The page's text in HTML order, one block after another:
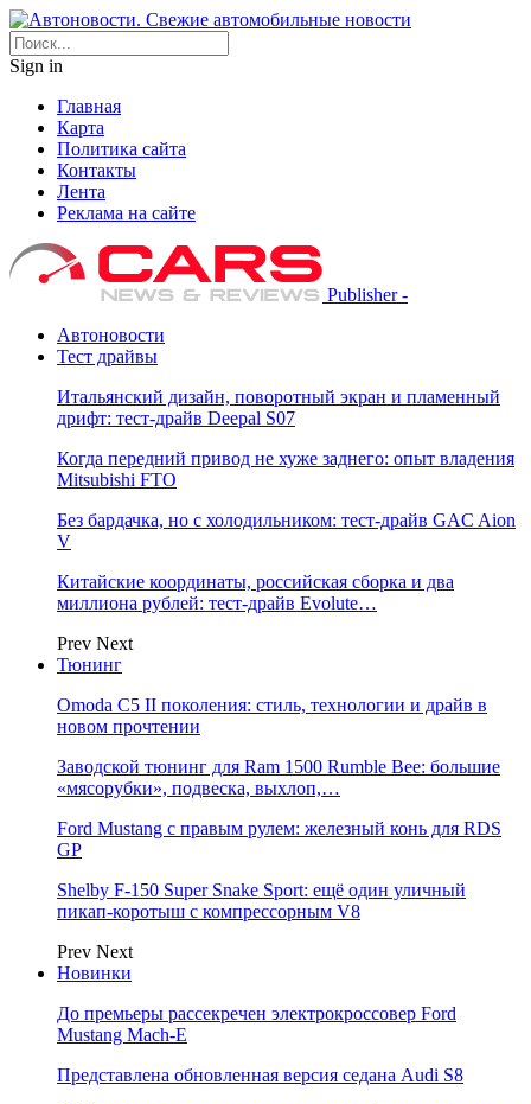
Sign in
Главная
Карта
Политика сайта
Контакты
Лента
Реклама на сайте
Publisher -
Автоновости
Тест драйвы
Итальянский дизайн, поворотный экран и пламенный
дрифт: тест-драйв Deepal S07
Когда передний привод не хуже заднего: опыт владения
Mitsubishi FTO
Без бардачка, но с холодильником: тест-драйв GAC Aion
V
Китайские координаты, российская сборка и два
миллиона рублей: тест-драйв Evolute…
Prev Next
Тюнинг
Omoda C5 II поколения: стиль, технологии и драйв в
новом прочтении
Заводской тюнинг для Ram 1500 Rumble Bee: большие
«мясорубки», подвеска, выхлоп,…
Ford Mustang с правым рулем: железный конь для RDS
GP
Shelby F-150 Super Snake Sport: ещё один уличный
пикап-коротыш с компрессорным V8
Prev Next
Новинки
До премьеры рассекречен электрокроссовер Ford
Mustang Mach-E
Представлена обновленная версия седана Audi S8